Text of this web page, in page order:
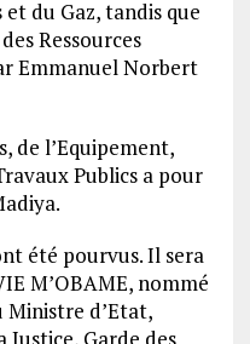
du Gaz, tandis que
Ressources
Emmanuel Norbert
de l’Equipement,
Publics a pour
été pourvus. Il sera
M’OBAME, nommé
Ministre d’Etat,